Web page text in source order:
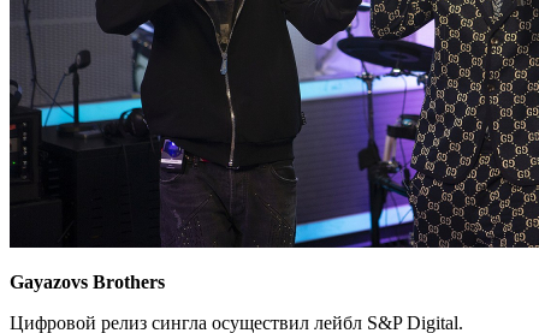
Gayazovs Brothers
Цифровой релиз сингла осуществил лейбл S&P Digital.